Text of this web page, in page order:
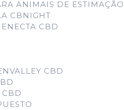
ANIMAIS DE ESTIMAÇÃO
CBNIGHT
CBD
CBD
CBD